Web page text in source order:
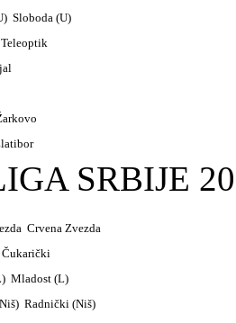
Sloboda (U)
Teleoptik
SRBIJE
Crvena Zvezda
Čukarički
Mladost (L)
Radnički (Niš)